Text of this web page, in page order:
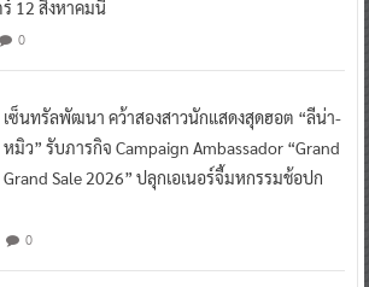
12 สิงหาคมนี้
0
เซ็นทรัลพัฒนา คว้าสองสาวนักแสดงสุดฮอต “ลีน่า-
หมิว” รับภารกิจ Campaign Ambassador “Grand
Grand Sale 2026” ปลุกเอเนอร์จี้มหกรรมช้อปก
0